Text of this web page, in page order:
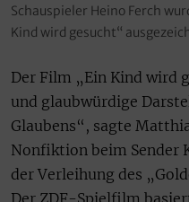
Schauspieler Heino Ferch
Kind wird gesucht“
Der Film „Ein Kind wird
und glaubwürdige
Glaubens“, sagte
Nonfiktion beim Sender
der Verleihung des